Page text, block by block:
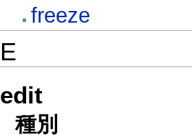
freeze
E
edit
種別